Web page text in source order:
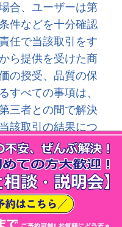
合、ユーザーは第
件などを十分確認
任で当該取引をす
ら提供を受けた商
の授受、品質の保
すべての事項は、
三者との間で解決
該取引の結果につ
いません。 2.ユー
われたサービスの
よる利用を含む）
求について、ユー
、これを解決する